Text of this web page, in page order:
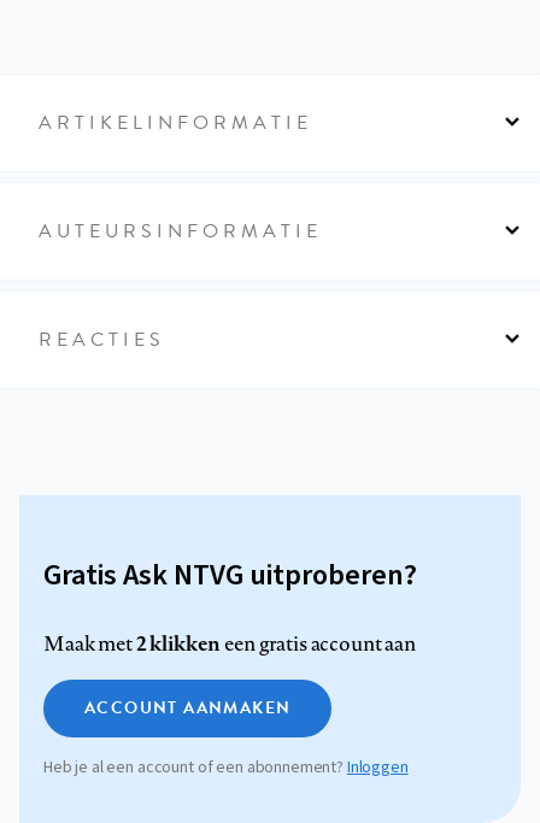
ARTIKELINFORMATIE
AUTEURSINFORMATIE
REACTIES
Gratis Ask NTVG uitproberen?
Maak met2 klikkeneen gratis account aan
ACCOUNT AANMAKEN
Heb je al een account of een abonnement? Inloggen